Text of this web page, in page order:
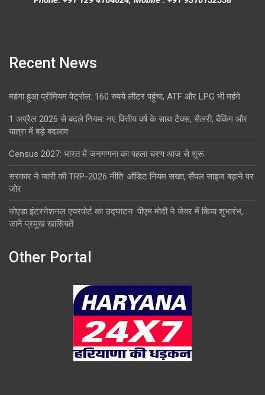
Recent News
महंगा हुआ प्रीमियम पेट्रोल: 160 रुपये लीटर पहुंचा, ATF और LPG भी महंगे
1 अप्रैल 2026 से बदले नियम: नए वित्तीय वर्ष के साथ टैक्स, सैलरी, बैंकिंग और
यात्रा में बड़े बदलाव
Census 2027: भारत में जनगणना का पहला चरण आज से शुरू
सरकार ने जारी की TRP-2026 नीति: ऑडिट नियम सख्त, सैंपल साइज बढ़ाने पर
जोर
नोएडा इंटरनेशनल एयरपोर्ट का उद्घाटन: पीएम मोदी ने जेवर में किया शुभारंभ,
जानें प्रमुख खासियतें
Other Portal